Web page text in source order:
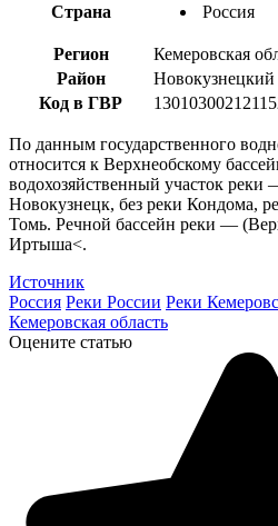
Страна Россия
Регион
Кемеровская
Район
Новокузнецкий
Код в ГВР
По данным государственного
относится к Верхнеобскому
водохозяйственный участок реки
Новокузнецк, без реки Кондома,
Томь. Речной бассейн реки —
Иртыша<.
Источник
Россия Реки России Реки
Кемеровская область
Оцените статью